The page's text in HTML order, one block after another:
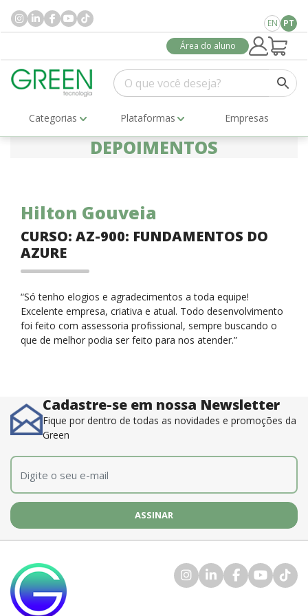
EN PT
Área do aluno
Categorias Plataformas Empresas
DEPOIMENTOS
Hilton Gouveia
CURSO: AZ-900: FUNDAMENTOS DO
AZURE
“Só tenho elogios e agradecimentos a toda equipe!
Excelente empresa, criativa e atual. Todo desenvolvimento
foi feito com assessoria profissional, sempre buscando o
que de melhor podia ser feito para nos atender.”
Cadastre-se em nossa Newsletter
Fique por dentro de todas as novidades e promoções da
Green
E-mail